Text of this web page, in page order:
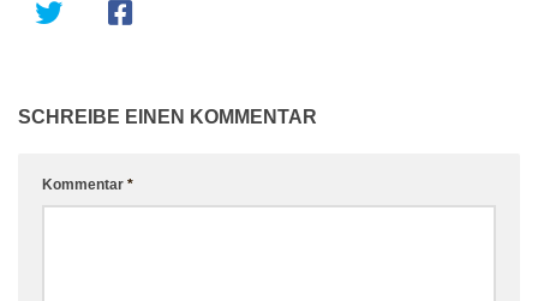
SCHREIBE EINEN KOMMENTAR
Kommentar *